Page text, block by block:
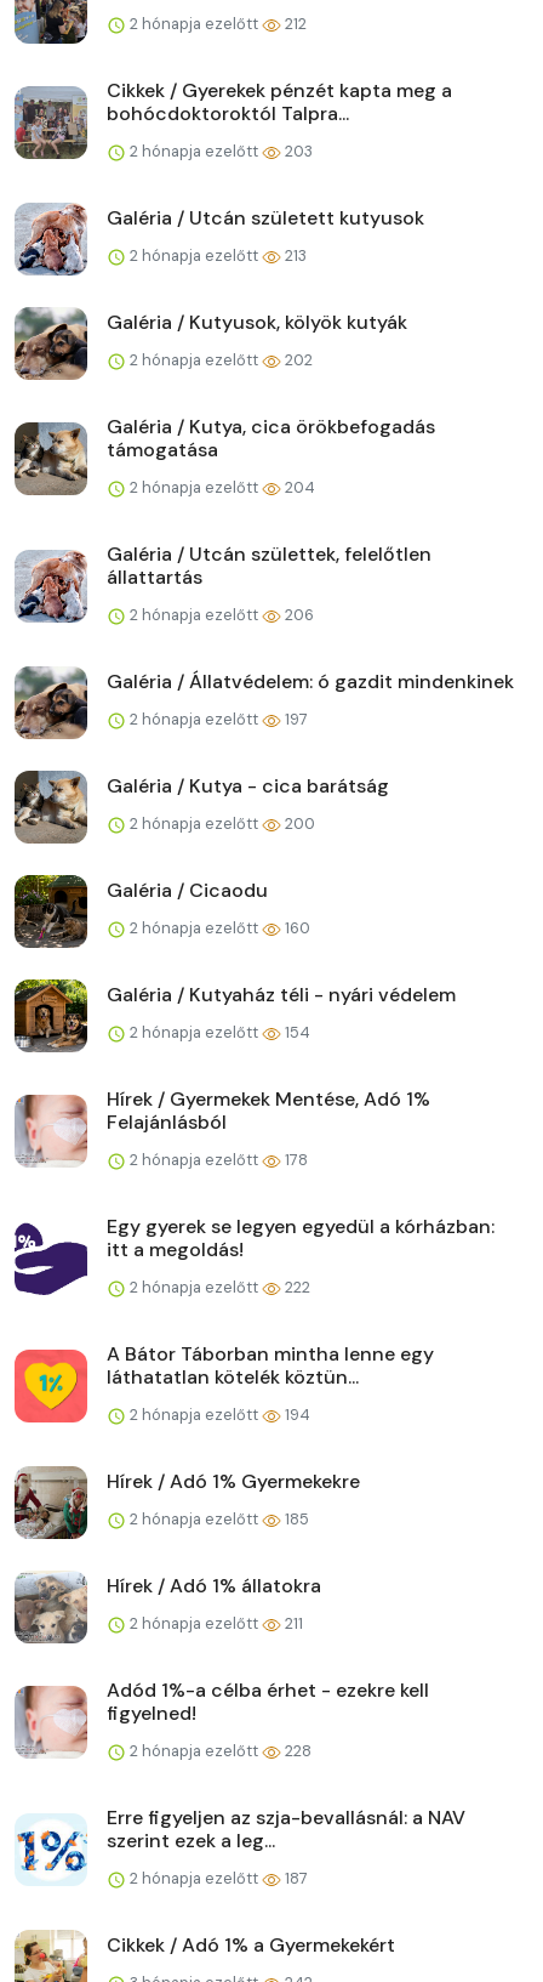
2 hónapja ezelőtt 212
Cikkek / Gyerekek pénzét kapta meg a
bohócdoktoroktól Talpra...
2 hónapja ezelőtt 203
Galéria / Utcán született kutyusok
2 hónapja ezelőtt 213
Galéria / Kutyusok, kölyök kutyák
2 hónapja ezelőtt 202
Galéria / Kutya, cica örökbefogadás
támogatása
2 hónapja ezelőtt 204
Galéria / Utcán születtek, felelőtlen
állattartás
2 hónapja ezelőtt 206
Galéria / Állatvédelem: ó gazdit mindenkinek
2 hónapja ezelőtt 197
Galéria / Kutya - cica barátság
2 hónapja ezelőtt 200
Galéria / Cicaodu
2 hónapja ezelőtt 160
Galéria / Kutyaház téli - nyári védelem
2 hónapja ezelőtt 154
Hírek / Gyermekek Mentése, Adó 1%
Felajánlásból
2 hónapja ezelőtt 178
Egy gyerek se legyen egyedül a kórházban:
itt a megoldás!
2 hónapja ezelőtt 222
A Bátor Táborban mintha lenne egy
láthatatlan kötelék köztün...
2 hónapja ezelőtt 194
Hírek / Adó 1% Gyermekekre
2 hónapja ezelőtt 185
Hírek / Adó 1% állatokra
2 hónapja ezelőtt 211
Adód 1%-a célba érhet - ezekre kell
figyelned!
2 hónapja ezelőtt 228
Erre figyeljen az szja-bevallásnál: a NAV
szerint ezek a leg...
2 hónapja ezelőtt 187
Cikkek / Adó 1% a Gyermekekért